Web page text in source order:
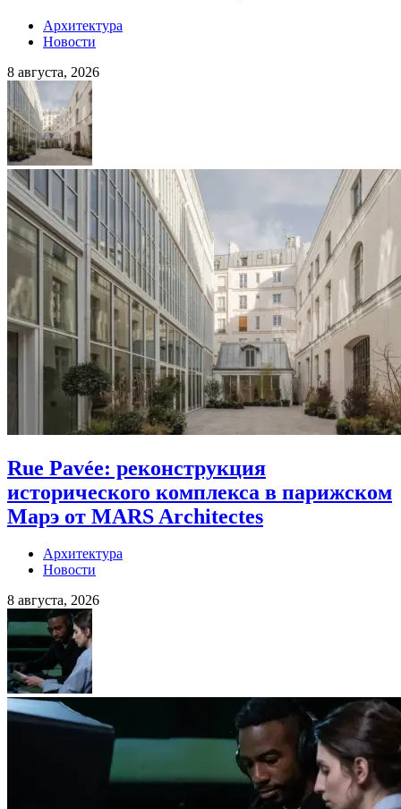
Архитектура
Новости
8 августа, 2026
Rue Pavée: реконструкция
исторического комплекса в парижском
Марэ от MARS Architectes
Архитектура
Новости
8 августа, 2026